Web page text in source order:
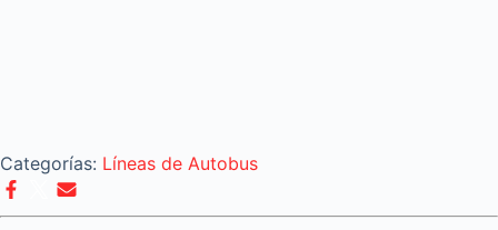
Categorías: Líneas de Autobus